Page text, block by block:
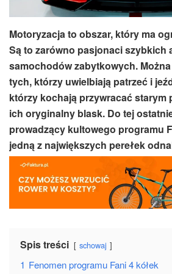
Motoryzacja to obszar, który ma
Są to zarówno pasjonaci szybkich
samochodów zabytkowych.
tych, którzy uwielbiają patrzeć i
którzy kochają przywracać starym
ich oryginalny blask. Do tej
prowadzący kultowego programu
jedną z największych perełek
Spis treści schowaj
1 Fenomen programu Fani 4 kółek